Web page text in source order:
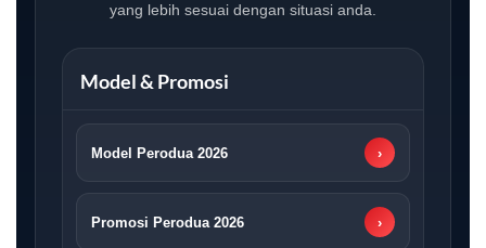
yang lebih sesuai dengan situasi anda.
Model & Promosi
Model Perodua 2026 ›
Promosi Perodua 2026 ›